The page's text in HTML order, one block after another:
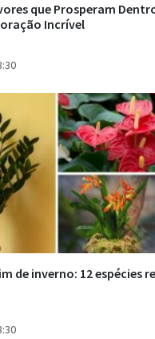
que Prosperam
Incrível
de inverno: 12 espécies